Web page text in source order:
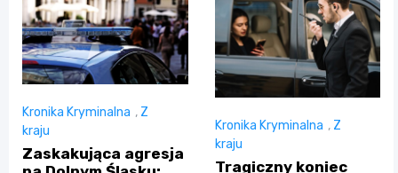
Kronika Kryminalna , Z
kraju
Zaskakująca agresja
Kronika Kryminalna , Z
kraju
Tragiczny koniec